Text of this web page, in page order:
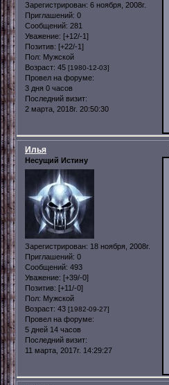
Зарегистрирован: 6 ноября, 2008г.
Приглашений: 0
Сообщений: 281
Уважение: [+12/-1]
Позитив: [+22/-1]
Пол: Мужской
Возраст: 45 [1980-12-03]
Провел на форуме:
3 дня 0 часов
Последний визит:
2 марта, 2018г. 20:50:30
Илья
Несущий Истину
Зарегистрирован: 18 ноября, 2008г.
Приглашений: 0
Сообщений: 493
Уважение: [+39/-0]
Позитив: [+11/-0]
Пол: Мужской
Возраст: 43 [1982-09-27]
Провел на форуме:
5 дней 14 часов
Последний визит:
11 марта, 2017г. 14:29:27